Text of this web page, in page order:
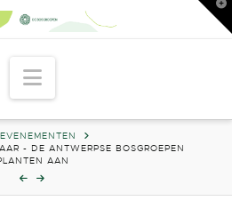
Navigation
EVENEMENTEN
- DE ANTWERPSE BOSGROEPEN
AAN